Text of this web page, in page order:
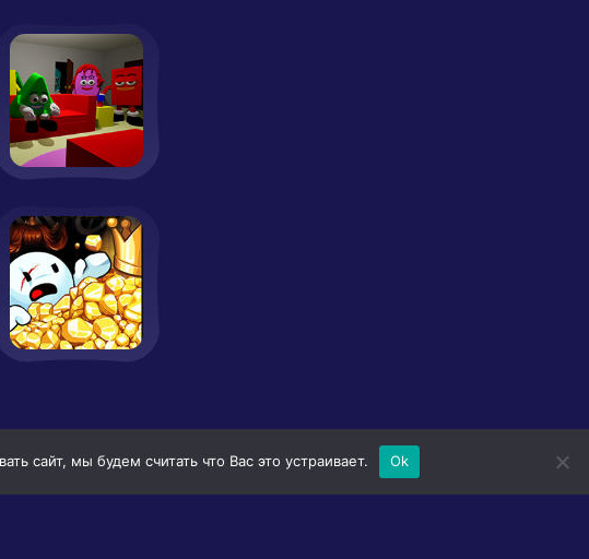
сайт, мы будем считать что Вас это устраивает. Ok